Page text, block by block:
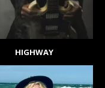
HIGHWAY